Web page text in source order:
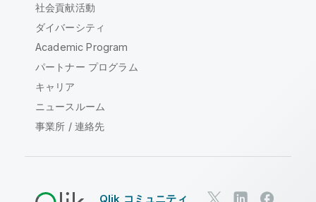
社会貢献活動
ダイバーシティ
Academic Program
パートナー プログラム
キャリア
ニュースルーム
事業所 / 連絡先
Qlik コミュニティ